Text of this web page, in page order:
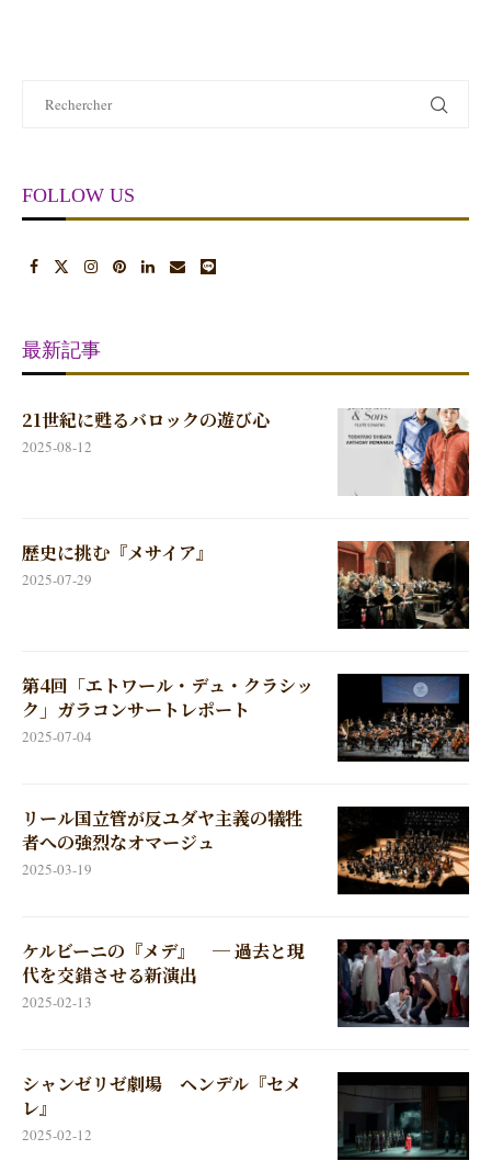
FOLLOW US
最新記事
21世紀に甦るバロックの遊び心
2025-08-12
歴史に挑む『メサイア』
2025-07-29
第4回「エトワール・デュ・クラシッ
ク」ガラコンサートレポート
2025-07-04
リール国立管が反ユダヤ主義の犠牲
者への強烈なオマージュ
2025-03-19
ケルビーニの『メデ』 ─ 過去と現
代を交錯させる新演出
2025-02-13
シャンゼリゼ劇場 ヘンデル『セメ
レ』
2025-02-12